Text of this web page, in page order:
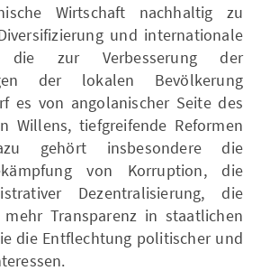
Wirtschaft nachhaltig zu
und internationale
die zur Verbesserung der
der lokalen Bevölkerung
es von angolanischer Seite des
Willens, tiefgreifende Reformen
gehört insbesondere die
von Korruption, die
Dezentralisierung, die
Transparenz in staatlichen
die Entflechtung politischer und